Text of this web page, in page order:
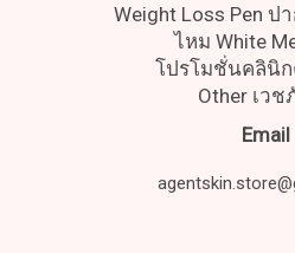
Weight Loss Pen
ไหม White
โปรโมชั่นคลินิ
Other เว
Email